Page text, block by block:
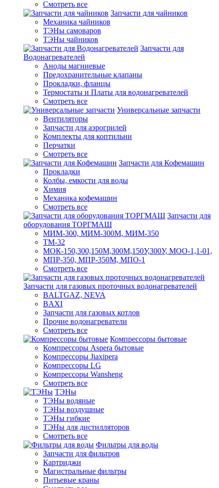
Смотреть все
Запчасти для чайников
Механика чайников
ТЭНы самоваров
ТЭНы чайников
Запчасти для
Водонагревателей
Аноды магниевые
Предохранительные клапаны
Прокладки, фланцы
Термостаты и Платы для водонагревателей
Смотреть все
Универсальные запчасти
Вентиляторы
Запчасти для аэрогрилей
Комплекты для коптильни
Перчатки
Смотреть все
Запчасти для Кофемашин
Прокладки
Колбы, емкости для воды
Химия
Механика кофемашин
Смотреть все
Запчасти для
оборудования ТОРГМАШ
МИМ-300, МИМ-300М, МИМ-350
ТМ-32
МОК-150,300,150М,300М,150У,300У, МОО-1,1-01,
МПР-350, МПР-350М, МПО-1
Смотреть все
Запчасти для газовых проточных водонагревателей
BALTGAZ, NEVA
BAXI
Запчасти для газовых котлов
Прочие водонагреватели
Смотреть все
Компрессоры бытовые
Компрессоры Aspera бытовые
Компрессоры Jiaxipera
Компрессоры LG
Компрессоры Wansheng
Смотреть все
ТЭНы
ТЭНы водяные
ТЭНы воздушные
ТЭНы гибкие
ТЭНы для дистилляторов
Смотреть все
Фильтры для воды
Запчасти для фильтров
Картриджи
Магистральные фильтры
Питьевые краны